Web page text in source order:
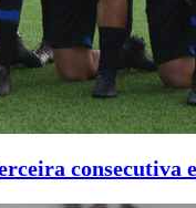
consecutiva